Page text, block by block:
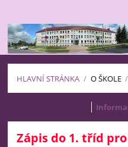
HLAVNÍ STRÁNKA / O ŠKOLE /
do
1.Zápis do 1. tříd